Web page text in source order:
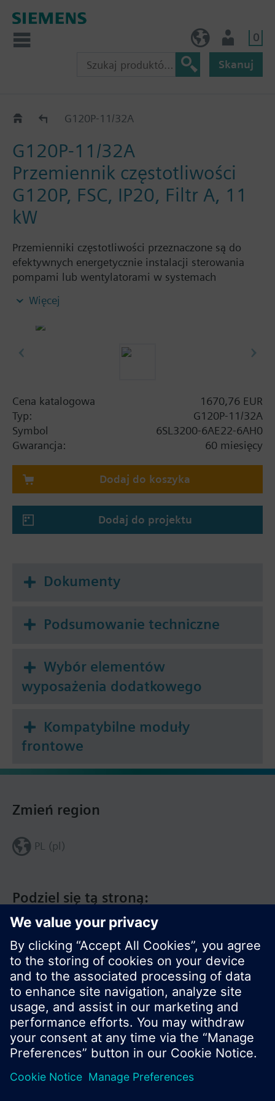
0
Skanuj
G120P..2AG120P-11/32A
G120P-11/32A
Przemiennik częstotliwości
G120P, FSC, IP20, Filtr A, 11
kW
Przemienniki częstotliwości przeznaczone są do
efektywnych energetycznie instalacji sterowania
pompami lub wentylatorami w systemach
oraz jednostkę sterującą CU230P-2 BT bez panelu
Informacje dodatkowe
Przy zastosowaniu panelu operatorskiego BOP-2 lub
pokrywy maskującej głębokość wzrasta o 10 mm, a
z IOP-2 o 20 mm.
Więcej
Cena katalogowa
1670,76 EUR
Typ:
G120P-11/32A
Symbol
6SL3200-6AE22-6AH0
Gwarancja:
60 miesięcy
Dodaj do koszyka
Dodaj do projektu
Dokumenty
Podsumowanie techniczne
Wybór elementów
wyposażenia dodatkowego
Kompatybilne moduły
frontowe
Podziel się tą stroną:
Zmień region
PL (pl)
© Siemens Switzerland Ltd. 2020
Zakres produktów i ceny mogą się różnić w